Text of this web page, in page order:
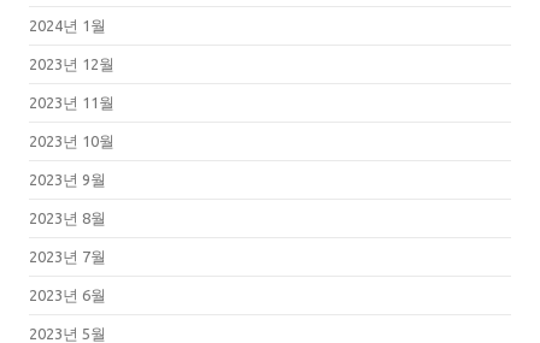
2024년 1월
2023년 12월
2023년 11월
2023년 10월
2023년 9월
2023년 8월
2023년 7월
2023년 6월
2023년 5월